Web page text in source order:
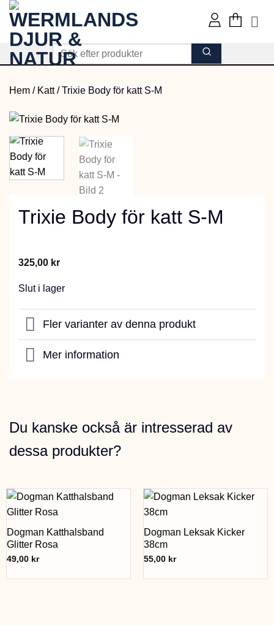
Skip
content
Hem / Katt/Trixie Body för katt S-M
Trixie Body för katt S-M
325,00 kr
Slut i lager
Fler varianter av denna produkt
Mer information
Du kanske också är intresserad av
dessa produkter?
Dogman Katthalsband
Glitter Rosa
49,00 kr
Dogman Leksak Kicker
38cm
55,00 kr